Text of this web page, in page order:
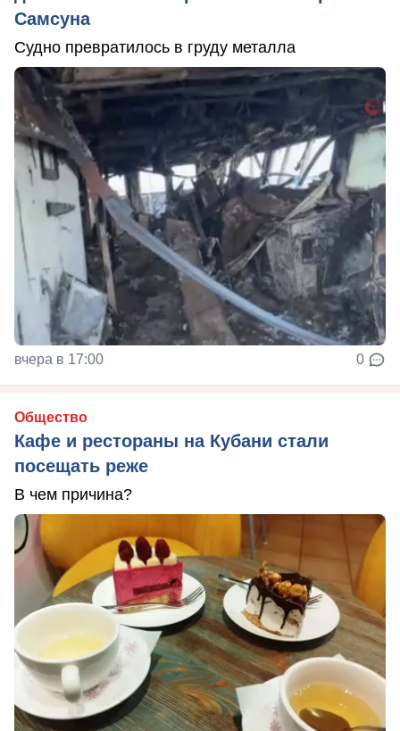
Самсуна
Судно превратилось в груду металла
вчера в 17:00 0
Общество
Кафе и рестораны на Кубани стали
посещать реже
В чем причина?